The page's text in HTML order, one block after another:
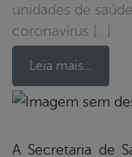
unidades de
coronavírus […]
Leia mais…
A Secretaria de